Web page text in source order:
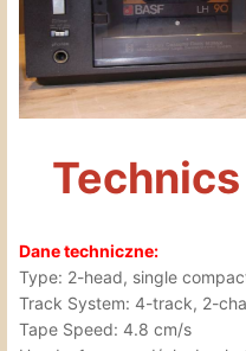
Dane techniczne:
Type: 2-head, single
Track System: 4-track, 2-
Tape Speed: 4.8 cm/s